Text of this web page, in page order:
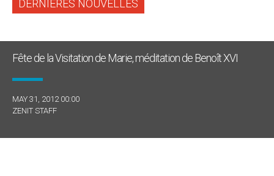
DERNIÈRES NOUVELLES
Fête de la Visitation de Marie, méditation de Benoît XVI
MAY 31, 2012 00:00
ZENIT STAFF